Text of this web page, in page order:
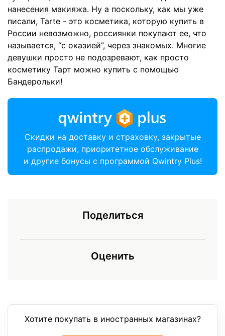
нанесения макияжа. Ну а поскольку, как мы уже
писали, Tarte - это косметика, которую купить в
России невозможно, россиянки покупают ее, что
называется, “с оказией”, через знакомых. Многие
девушки просто не подозревают, как просто
косметику Тарт можно купить с помощью
Бандерольки!
Скидки на доставку и страховку, закрытые
распродажи, приоритетное обслуживание
и другие бонусы с программой Qwintry Plus!
Поделиться
Оценить
Хотите покупать в иностранных магазинах?